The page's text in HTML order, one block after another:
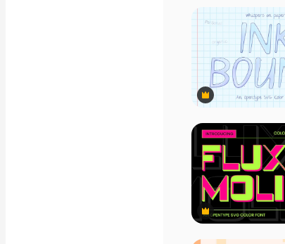
Premium
Premium